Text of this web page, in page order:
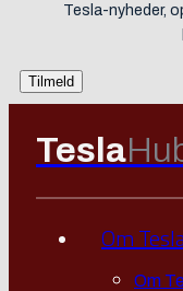
Tesla-nyheder,
Tesla
Om
Om